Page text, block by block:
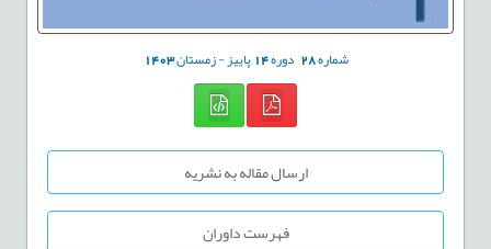
شماره28 دوره14پاییز - زمستان1403
ارسال مقاله به نشریه
فهرست داوران